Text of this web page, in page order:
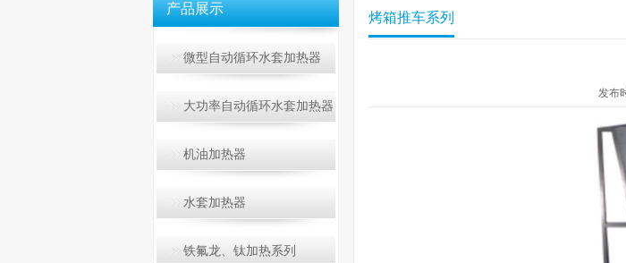
产品展示
微型自动循环水套加热器
大功率自动循环水套加热器
机油加热器
水套加热器
铁氟龙、钛加热系列
烤箱推车系列
发布